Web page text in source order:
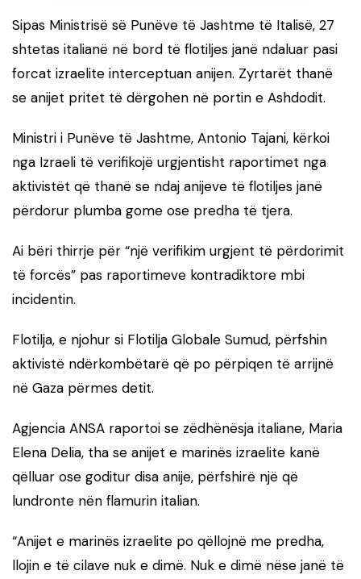
Sipas Ministrisë së Punëve të Jashtme të Italisë, 27
shtetas italianë në bord të flotiljes janë ndaluar pasi
forcat izraelite interceptuan anijen. Zyrtarët thanë
se anijet pritet të dërgohen në portin e Ashdodit.
Ministri i Punëve të Jashtme, Antonio Tajani, kërkoi
nga Izraeli të verifikojë urgjentisht raportimet nga
aktivistët që thanë se ndaj anijeve të flotiljes janë
përdorur plumba gome ose predha të tjera.
Ai bëri thirrje për “një verifikim urgjent të përdorimit
të forcës” pas raportimeve kontradiktore mbi
incidentin.
Flotilja, e njohur si Flotilja Globale Sumud, përfshin
aktivistë ndërkombëtarë që po përpiqen të arrijnë
në Gaza përmes detit.
Agjencia ANSA raportoi se zëdhënësja italiane, Maria
Elena Delia, tha se anijet e marinës izraelite kanë
qëlluar ose goditur disa anije, përfshirë një që
lundronte nën flamurin italian.
“Anijet e marinës izraelite po qëllojnë me predha,
llojin e të cilave nuk e dimë. Nuk e dimë nëse janë të